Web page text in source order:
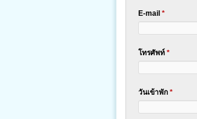
E-mail *
โทรศัพท์ *
วันเข้าพัก *